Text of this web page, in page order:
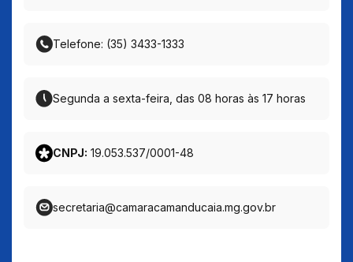
Telefone: (35) 3433-1333
Segunda a sexta-feira, das 08 horas às 17 horas
CNPJ: 19.053.537/0001-48
secretaria@camaracamanducaia.mg.gov.br